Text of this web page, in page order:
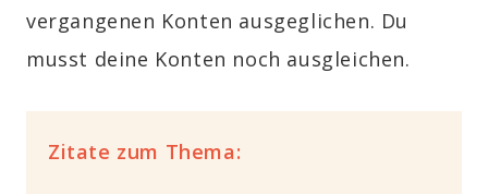
vergangenen Konten ausgeglichen. Du
musst deine Konten noch ausgleichen.
Zitate zum Thema: